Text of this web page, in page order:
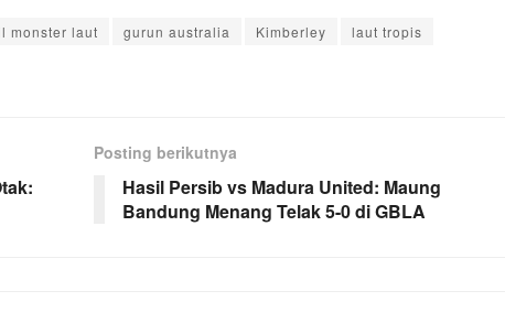
monster laut gurun australia Kimberley
laut tropis
Posting berikutnya
Hasil Persib vs Madura United: Maung
Bandung Menang Telak 5-0 di GBLA